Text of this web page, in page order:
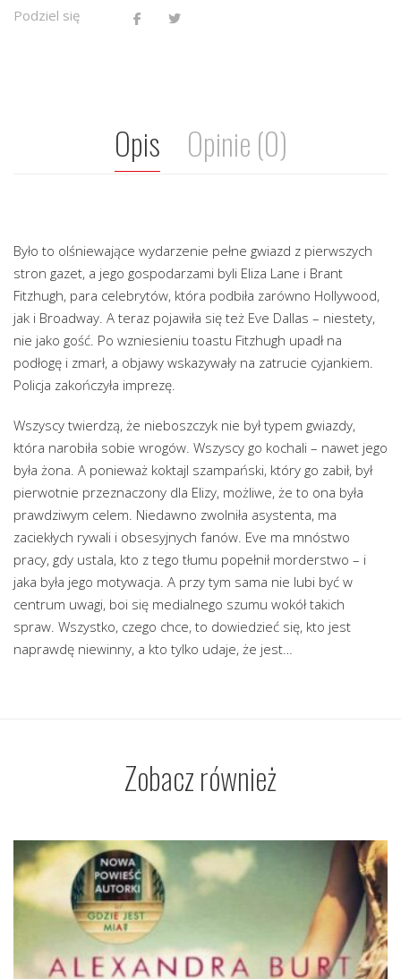
Podziel się
Opis Opinie (0)
Było to olśniewające wydarzenie pełne gwiazd z pierwszych
stron gazet, a jego gospodarzami byli Eliza Lane i Brant
Fitzhugh, para celebrytów, która podbiła zarówno Hollywood,
jak i Broadway. A teraz pojawiła się też Eve Dallas – niestety,
nie jako gość. Po wzniesieniu toastu Fitzhugh upadł na
podłogę i zmarł, a objawy wskazywały na zatrucie cyjankiem.
Policja zakończyła imprezę.
Wszyscy twierdzą, że nieboszczyk nie był typem gwiazdy,
która narobiła sobie wrogów. Wszyscy go kochali – nawet jego
była żona. A ponieważ koktajl szampański, który go zabił, był
pierwotnie przeznaczony dla Elizy, możliwe, że to ona była
prawdziwym celem. Niedawno zwolniła asystenta, ma
zaciekłych rywali i obsesyjnych fanów. Eve ma mnóstwo
pracy, gdy ustala, kto z tego tłumu popełnił morderstwo – i
jaka była jego motywacja. A przy tym sama nie lubi być w
centrum uwagi, boi się medialnego szumu wokół takich
spraw. Wszystko, czego chce, to dowiedzieć się, kto jest
naprawdę niewinny, a kto tylko udaje, że jest…
Zobacz również